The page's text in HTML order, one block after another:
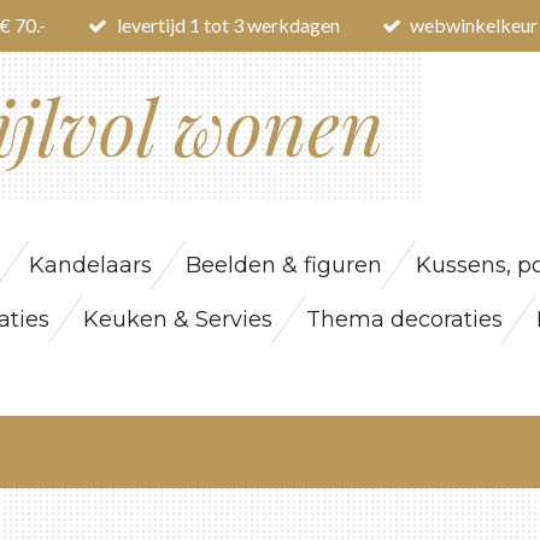
70.- levertijd 1 tot 3 werkdagen webwinkelkeur
wonen
Kandelaars Beelden & figuren Kussens,
Keuken & Servies Thema decoraties